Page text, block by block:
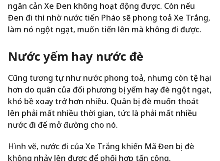
ngăn cản Xe Đen không hoạt động được. Còn nếu
Đen đi thì nhờ nước tiến Pháo sẽ phong toả Xe Trắng,
làm nó ngột ngạt, muốn tiến lên mà không đi được.
Nước yếm hay nước đè
Cũng tương tự như nước phong toả, nhưng còn tệ hại
hơn do quân của đối phương bị yếm hay đè ngột ngạt,
khó bề xoay trở hơn nhiều. Quân bị đè muốn thoát
lên phải mất nhiều thời gian, tức là phải mất nhiều
nước đi để mở đường cho nó.
Hình vẽ, nước đi của Xe Trắng khiến Mã Đen bị đè
không nhảy lên được để phối hợp tấn công.